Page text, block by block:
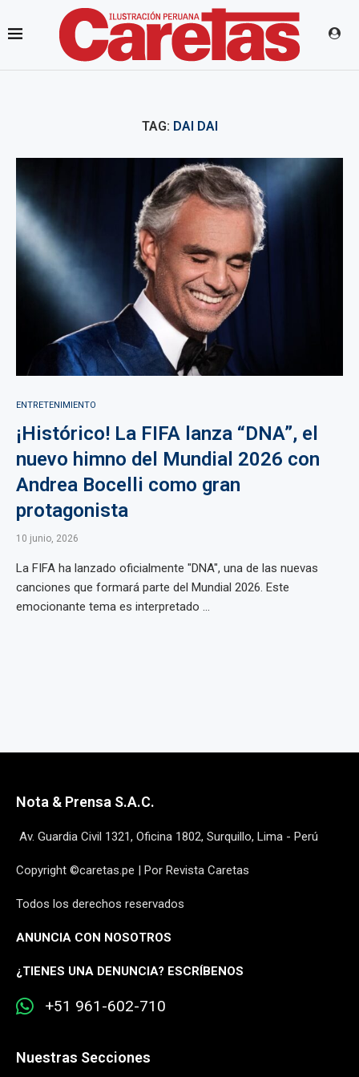
TAG: DAI DAI
ENTRETENIMIENTO
¡Histórico! La FIFA lanza “DNA”, el
nuevo himno del Mundial 2026 con
Andrea Bocelli como gran
protagonista
10 junio, 2026
La FIFA ha lanzado oficialmente "DNA", una de las nuevas
canciones que formará parte del Mundial 2026. Este
emocionante tema es interpretado ...
Nota & Prensa S.A.C.
Av. Guardia Civil 1321, Oficina 1802, Surquillo, Lima - Perú
Copyright ©caretas.pe | Por Revista Caretas
Todos los derechos reservados
ANUNCIA CON NOSOTROS
¿TIENES UNA DENUNCIA? ESCRÍBENOS
+51 961-602-710
Nuestras Secciones